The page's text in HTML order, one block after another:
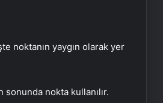
noktanın yaygın olarak yer
nokta kullanılır.